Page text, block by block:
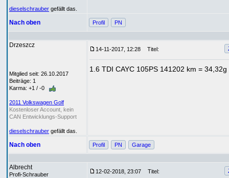
dieselschrauber gefällt das.
Nach oben Profil PN
Drzeszcz
Mitglied seit: 26.10.2017
Beiträge: 1
Karma: +1 / -0
2011 Volkswagen Golf
Kostenloser Account, kein
CAN Entwicklungs-Support
dieselschrauber gefällt das.
14-11-2017, 12:28 Titel:
1.6 TDI CAYC 105PS 141202 km = 34,32g
Nach oben Profil PN Garage
Albrecht
Profi-Schrauber 12-02-2018, 23:07 Titel: